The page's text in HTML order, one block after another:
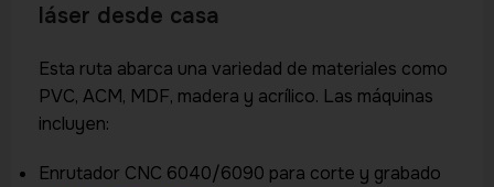
láser desde casa
Esta ruta abarca una variedad de materiales como
PVC, ACM, MDF, madera y acrílico. Las máquinas
incluyen:
Enrutador CNC 6040/6090 para corte y grabado